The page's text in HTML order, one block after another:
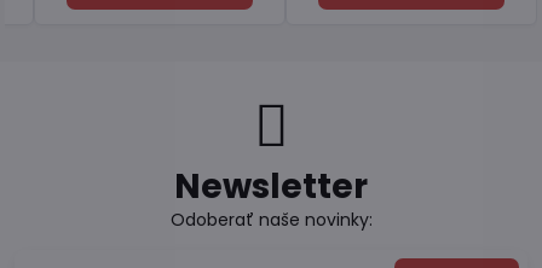
Newsletter
Odoberať naše novinky: